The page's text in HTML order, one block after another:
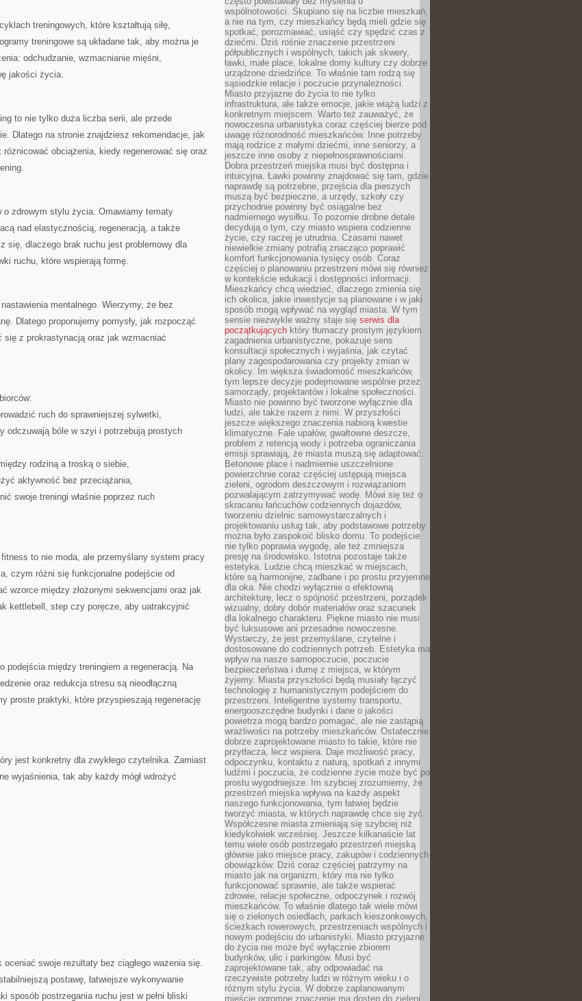
treningowych, które kształtują siłę,
treningowe są układane tak, aby można je
odchudzanie, wzmacnianie mięśni,
jakości życia.
to nie tylko duża liczba serii, ale przede
Dlatego na stronie znajdziesz rekomendacje, jak
obciążenia, kiedy regenerować się oraz
zdrowym stylu życia. Omawiamy tematy
nad elastycznością, regeneracją, a także
się, dlaczego brak ruchu jest problemowy dla
ruchu, które wspierają formę.
mentalnego. Wierzymy, że bez
Dlatego proponujemy pomysły, jak rozpocząć
z prokrastynacją oraz jak wzmacniać
ruch do sprawniejszej sylwetki,
odczuwają bóle w szyi i potrzebują prostych
rodziną a troską o siebie,
aktywność bez przeciążania,
swoje treningi właśnie poprzez ruch
to nie moda, ale przemyślany system pracy
czym różni się funkcjonalne podejście od
wzorce między złożonymi sekwencjami oraz jak
kettlebell, step czy poręcze, aby uatrakcyjnić
podejścia między treningiem a regeneracją. Na
oraz redukcja stresu są nieodłączną
proste praktyki, które przyspieszają regenerację
jest konkretny dla zwykłego czytelnika. Zamiast
wyjaśnienia, tak aby każdy mógł wdrożyć
swoje rezultaty bez ciągłego ważenia się.
postawę, łatwiejsze wykonywanie
sposób postrzegania ruchu jest w pełni bliski
wspólnotowości. Skupiano się na liczbie mieszkań,
a nie na tym, czy mieszkańcy będą mieli gdzie się
spotkać, porozmawiać, usiąść czy spędzić czas z
dziećmi. Dziś rośnie znaczenie przestrzeni
półpublicznych i wspólnych, takich jak skwery,
ławki, małe place, lokalne domy kultury czy dobrze
urządzone dziedzińce. To właśnie tam rodzą się
sąsiedzkie relacje i poczucie przynależności.
Miasto przyjazne do życia to nie tylko
infrastruktura, ale także emocje, jakie wiążą ludzi z
konkretnym miejscem. Warto też zauważyć, że
nowoczesna urbanistyka coraz częściej bierze pod
uwagę różnorodność mieszkańców. Inne potrzeby
mają rodzice z małymi dziećmi, inne seniorzy, a
jeszcze inne osoby z niepełnosprawnościami.
Dobra przestrzeń miejska musi być dostępna i
intuicyjna. Ławki powinny znajdować się tam, gdzie
naprawdę są potrzebne, przejścia dla pieszych
muszą być bezpieczne, a urzędy, szkoły czy
przychodnie powinny być osiągalne bez
nadmiernego wysiłku. To pozornie drobne detale
decydują o tym, czy miasto wspiera codzienne
życie, czy raczej je utrudnia. Czasami nawet
niewielkie zmiany potrafią znacząco poprawić
komfort funkcjonowania tysięcy osób. Coraz
częściej o planowaniu przestrzeni mówi się również
w kontekście edukacji i dostępności informacji.
Mieszkańcy chcą wiedzieć, dlaczego zmienia się
ich okolica, jakie inwestycje są planowane i w jaki
sposób mogą wpływać na wygląd miasta. W tym
sensie niezwykle ważny staje się serwis dla
początkujących który tłumaczy prostym językiem
zagadnienia urbanistyczne, pokazuje sens
konsultacji społecznych i wyjaśnia, jak czytać
plany zagospodarowania czy projekty zmian w
okolicy. Im większa świadomość mieszkańców,
tym lepsze decyzje podejmowane wspólnie przez
samorządy, projektantów i lokalne społeczności.
Miasto nie powinno być tworzone wyłącznie dla
ludzi, ale także razem z nimi. W przyszłości
jeszcze większego znaczenia nabiorą kwestie
klimatyczne. Fale upałów, gwałtowne deszcze,
problem z retencją wody i potrzeba ograniczania
emisji sprawiają, że miasta muszą się adaptować.
Betonowe place i nadmiernie uszczelnione
powierzchnie coraz częściej ustępują miejsca
zieleni, ogrodom deszczowym i rozwiązaniom
pozwalającym zatrzymywać wodę. Mówi się też o
skracaniu łańcuchów codziennych dojazdów,
tworzeniu dzielnic samowystarczalnych i
projektowaniu usług tak, aby podstawowe potrzeby
można było zaspokoić blisko domu. To podejście
nie tylko poprawia wygodę, ale też zmniejsza
presję na środowisko. Istotna pozostaje także
estetyka. Ludzie chcą mieszkać w miejscach,
które są harmonijne, zadbane i po prostu przyjemne
dla oka. Nie chodzi wyłącznie o efektowną
architekturę, lecz o spójność przestrzeni, porządek
wizualny, dobry dobór materiałów oraz szacunek
dla lokalnego charakteru. Piękne miasto nie musi
być luksusowe ani przesadnie nowoczesne.
Wystarczy, że jest przemyślane, czytelne i
dostosowane do codziennych potrzeb. Estetyka ma
wpływ na nasze samopoczucie, poczucie
bezpieczeństwa i dumę z miejsca, w którym
żyjemy. Miasta przyszłości będą musiały łączyć
technologię z humanistycznym podejściem do
przestrzeni. Inteligentne systemy transportu,
energooszczędne budynki i dane o jakości
powietrza mogą bardzo pomagać, ale nie zastąpią
wrażliwości na potrzeby mieszkańców. Ostatecznie
dobrze zaprojektowane miasto to takie, które nie
przytłacza, lecz wspiera. Daje możliwość pracy,
odpoczynku, kontaktu z naturą, spotkań z innymi
ludźmi i poczucia, że codzienne życie może być po
prostu wygodniejsze. Im szybciej zrozumiemy, że
przestrzeń miejska wpływa na każdy aspekt
naszego funkcjonowania, tym łatwiej będzie
tworzyć miasta, w których naprawdę chce się żyć.
Współczesne miasta zmieniają się szybciej niż
kiedykolwiek wcześniej. Jeszcze kilkanaście lat
temu wiele osób postrzegało przestrzeń miejską
głównie jako miejsce pracy, zakupów i codziennych
obowiązków. Dziś coraz częściej patrzymy na
miasto jak na organizm, który ma nie tylko
funkcjonować sprawnie, ale także wspierać
zdrowie, relacje społeczne, odpoczynek i rozwój
mieszkańców. To właśnie dlatego tak wiele mówi
się o zielonych osiedlach, parkach kieszonkowych,
ścieżkach rowerowych, przestrzeniach wspólnych i
nowym podejściu do urbanistyki. Miasto przyjazne
do życia nie może być wyłącznie zbiorem
budynków, ulic i parkingów. Musi być
zaprojektowane tak, aby odpowiadać na
rzeczywiste potrzeby ludzi w różnym wieku i o
różnym stylu życia. W dobrze zaplanowanym
mieście ogromne znaczenie ma dostęp do zieleni.